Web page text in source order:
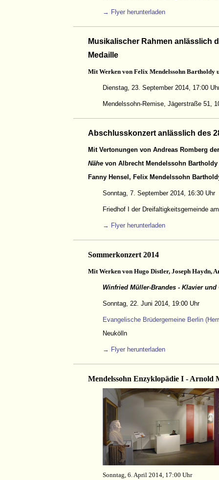
→ Flyer herunterladen
Musikalischer Rahmen anlässlich
Medaille
Mit Werken von Felix Mendelssohn Bartholdy
Dienstag, 23. September 2014, 17:00
Mendelssohn-Remise, Jägerstraße 51,
Abschlusskonzert anlässlich des
Mit Vertonungen von Andreas Romberg
Nähe von Albrecht Mendelssohn
Fanny Hensel, Felix Mendelssohn
Sonntag, 7. September 2014, 16:30 Uhr
Friedhof I der Dreifaltigkeitsgemeinde
→ Flyer herunterladen
Sommerkonzert 2014
Mit Werken von Hugo Distler, Joseph Haydn,
Winfried Müller-Brandes - Klavier und
Sonntag, 22. Juni 2014, 19:00 Uhr
Evangelische Brüdergemeine Berlin
Neukölln
→ Flyer herunterladen
Mendelssohn Enzyklopädie I - Arnold
Sonntag, 6. April 2014, 17:00 Uhr